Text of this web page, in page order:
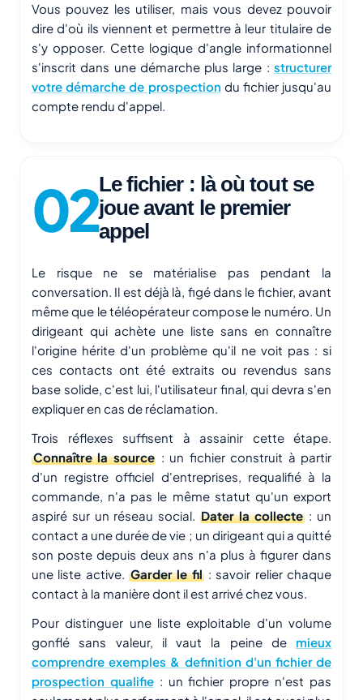
Vous pouvez les utiliser, mais vous devez pouvoir
dire d'où ils viennent et permettre à leur titulaire de
s'y opposer. Cette logique d'angle informationnel
s'inscrit dans une démarche plus large : structurer
votre démarche de prospection du fichier jusqu'au
compte rendu d'appel.
Le fichier : là où tout se
joue avant le premier
appel
Le risque ne se matérialise pas pendant la
conversation. Il est déjà là, figé dans le fichier, avant
même que le téléopérateur compose le numéro. Un
dirigeant qui achète une liste sans en connaître
l'origine hérite d'un problème qu'il ne voit pas : si
ces contacts ont été extraits ou revendus sans
base solide, c'est lui, l'utilisateur final, qui devra s'en
expliquer en cas de réclamation.
Trois réflexes suffisent à assainir cette étape.
Connaître la source : un fichier construit à partir
d'un registre officiel d'entreprises, requalifié à la
commande, n'a pas le même statut qu'un export
aspiré sur un réseau social. Dater la collecte: un
contact a une durée de vie ; un dirigeant qui a quitté
son poste depuis deux ans n'a plus à figurer dans
une liste active.Garder le fil: savoir relier chaque
contact à la manière dont il est arrivé chez vous.
Pour distinguer une liste exploitable d'un volume
gonflé sans valeur, il vaut la peine de mieux
comprendre exemples & definition d'un fichier de
prospection qualifie: un fichier propre n'est pas